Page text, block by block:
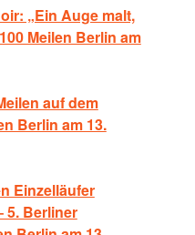
„Ein Auge malt,
Meilen Berlin am
auf dem
Berlin am 13.
Einzelläufer
5. Berliner